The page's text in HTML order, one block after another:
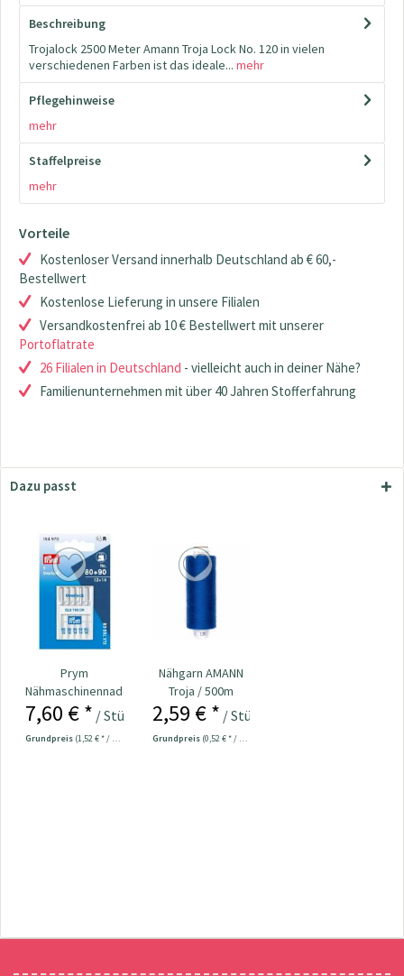
Beschreibung
Trojalock 2500 Meter Amann Troja Lock No. 120 in vielen
verschiedenen Farben ist das ideale... mehr
Pflegehinweise
mehr
Staffelpreise
mehr
Vorteile
Kostenloser Versand innerhalb Deutschland ab € 60,-
Bestellwert
Kostenlose Lieferung in unsere Filialen
Versandkostenfrei ab 10 € Bestellwert mit unserer
Portoflatrate
26 Filialen in Deutschland - vielleicht auch in deiner Nähe?
Familienunternehmen mit über 40 Jahren Stofferfahrung
Dazu passt
Prym
Nähmaschinennadeln
Overlock 80 + 90
7,60 € * / Stück
Grundpreis (1,52 € * / 1 Stück)
Nähgarn AMANN
Troja / 500m
royalblau Col.1303
2,59 € * / Stück
Grundpreis (0,52 € * / 100 Meter)